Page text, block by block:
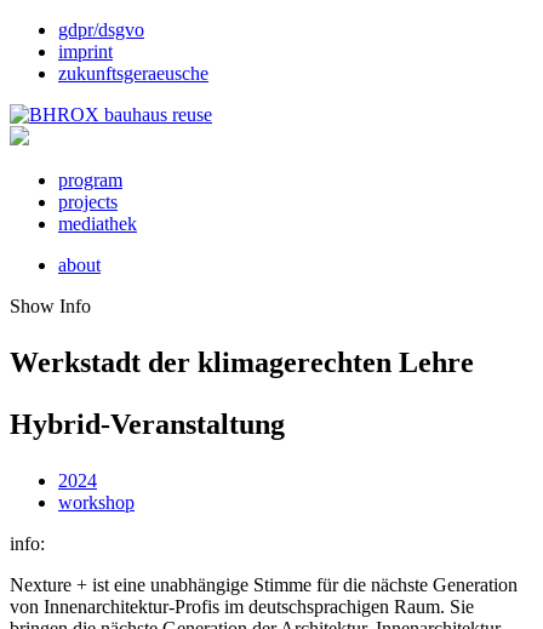
gdpr/dsgvo
imprint
zukunftsgeraeusche
program
projects
mediathek
about
Show Info
Werkstadt der klimagerechten Lehre
Hybrid-Veranstaltung
2024
workshop
info:
Nexture + ist eine unabhängige Stimme für die nächste Generation
von Innenarchitektur-Profis im deutschsprachigen Raum. Sie